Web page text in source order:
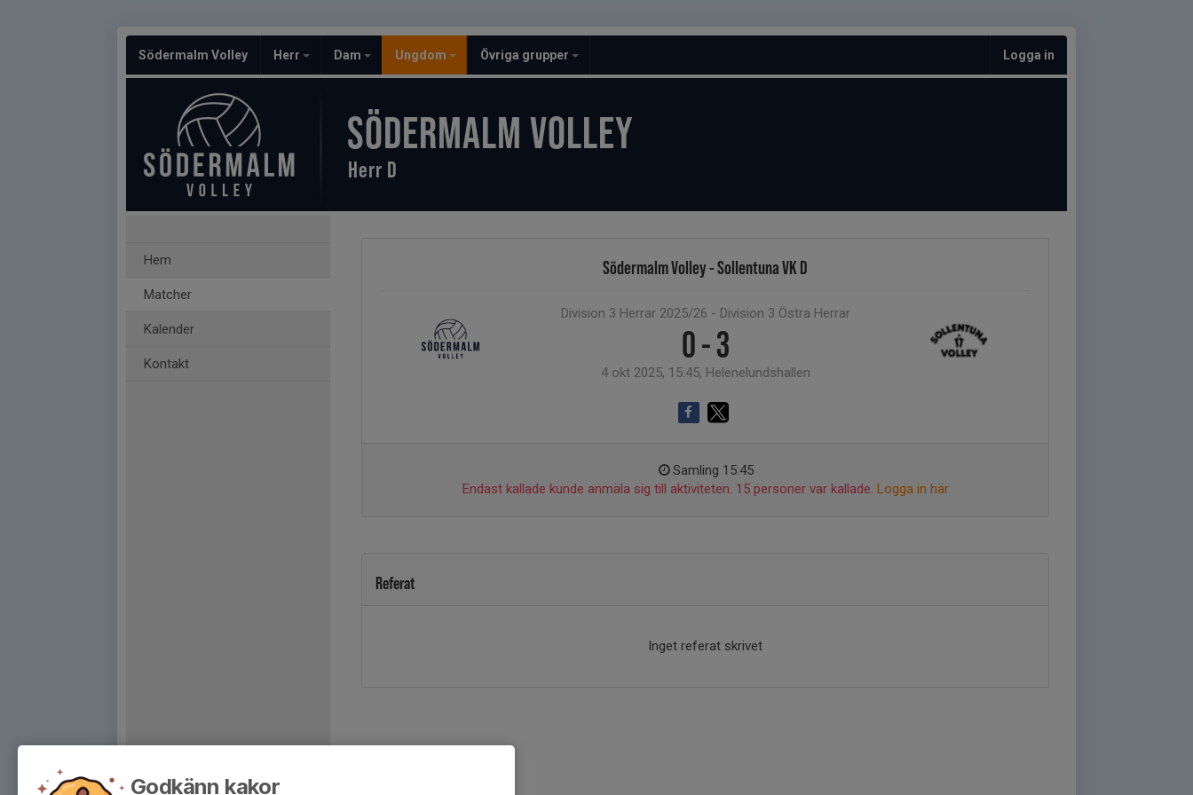
Södermalm Volley Herr Dam Ungdom Övriga grupper Logga in
SÖDERMALM VOLLEY
Herr D
Hem
Matcher
Kalender
Kontakt
Södermalm Volley - Sollentuna VK D
Division 3 Herrar 2025/26 - Division 3 Östra Herrar
0 - 3
4 okt 2025, 15:45, Helenelundshallen
Samling 15:45
Endast kallade kunde anmäla sig till aktiviteten. 15 personer var kallade. Logga in här
Referat
Inget referat skrivet
Godkänn kakor